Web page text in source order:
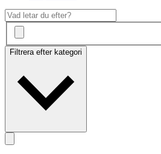
Filtrera efter kategori